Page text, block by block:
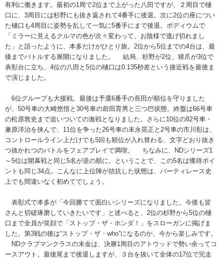
有利に働きます。最初の1周で2位まで上がった八田ですが、２周目で樋
口に、3周目には杉野にも抜き返されて4番手に後退。次に2位の座につい
た樋口も4周目に姿勢を乱して一気に5番手にまで後退。ポディウムで
「ミラーに見えるクルマの色が次々変わって、お陰様で逃げ切れまし
た」と語ったように、本多だけがひとり旅。2位から5位までの4台は、最
後までバトルする展開になりました。 結局、杉野が2位、猪爪が3位で
表彰台に立ち、4位の八田と5位の樋口は0.135秒差という接近戦を最後ま
で演じました。
6位グループも大接戦。最後は予選6番手の長田が順位を守りました
が、50号車の大崎悠悟と30号車の前田育男と三つ巴状態。終盤は66号車
の松原敦史まで追いついての激戦となりました。さらに10位の82号車・
兼原洋治を挟んで、11位を争った26号車の末永晃正と2号車の市川彰は、
コントロールライン上だけでも5回も順位が入れ替わる、文字どおり抜き
つ抜かれつのバトルをフェアプレイで満喫。 ちなみに、NDシリーズ1
～5位は開幕戦と同じ5名が逆の順に。ということで、この5名は獲得ポイ
ントも同じ34点。こんなに上位陣が拮抗した状態は、パーティレース史
上でも間違いなく初めてでしょう。
表彰式で本多が「今回勝てて面白いシリーズになりました。今後も皆
さんと切磋琢磨していきたいです」と述べると、2位の杉野から5位の樋
口まで全員が笑顔で「ストップ・ザ・ホンダ！」をスローガンに掲げま
した。第3戦の後は“ストップ・ザ・who”になるのか、今から楽しみです。
NDクラブマンクラスの末金は、決勝1周目のアトウッドで勢い余ってコ
ースアウト。最後尾まで後退しますが、３台を抜いて全体の17位で完走